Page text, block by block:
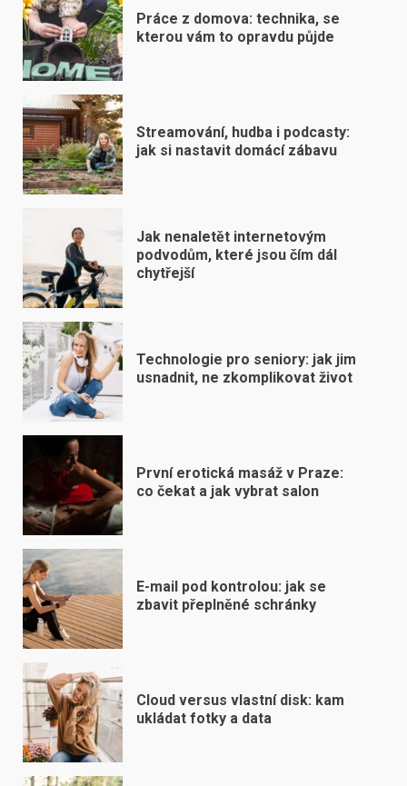
Práce z domova: technika, se
kterou vám to opravdu půjde
Streamování, hudba i podcasty:
jak si nastavit domácí zábavu
Jak nenaletět internetovým
podvodům, které jsou čím dál
chytřejší
Technologie pro seniory: jak jim
usnadnit, ne zkomplikovat život
První erotická masáž v Praze:
co čekat a jak vybrat salon
E-mail pod kontrolou: jak se
zbavit přeplněné schránky
Cloud versus vlastní disk: kam
ukládat fotky a data